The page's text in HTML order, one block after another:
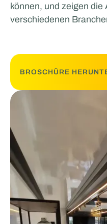
können, und zeigen
verschiedenen
BROSCHÜRE